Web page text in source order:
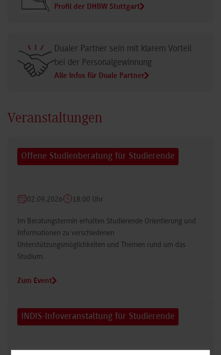
Profil der DHBW Stuttgart
Dualer Partner sein mit klarem Vorteil
bei der Personalgewinnung
Alle Infos für Duale Partner
Veranstaltungen
Offene Studienberatung für Studierende
02.09.2026 18:00 Uhr
Im Beratungstermin erhalten Studierende Orientierung und
Informationen zu verschiedenen
Unterstützungsmöglichkeiten und Themen rund um das
Studium.
Zum Event
INDIS-Infoveranstaltung für Studierende